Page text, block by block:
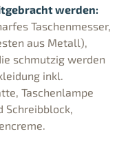
werden:
Taschenmesser,
aus Metall),
schmutzig werden
inkl.
Taschenlampe
Schreibblock,